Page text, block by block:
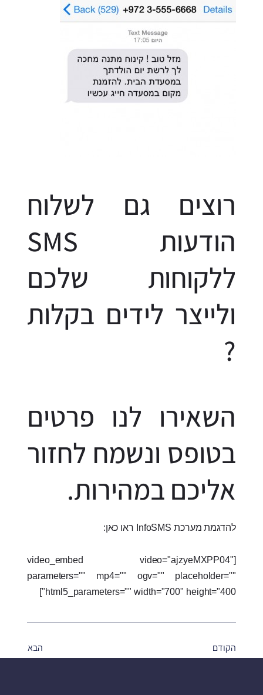
רוצים גם לשלוח
הודעות SMS
ללקוחות שלכם
ולייצר לידים בקלות
?
השאירו לנו פרטים
בטופס ונשמח לחזור
אליכם במהירות.
להדגמת מערכת InfoSMS ראו כאן:
[video_embed video="ajzyeMXPP04"
parameters="" mp4="" ogv="" placeholder=""
html5_parameters="" width="700" height="400"]
הקודם הבא